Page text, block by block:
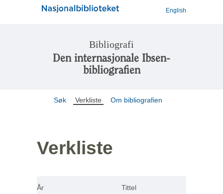
English
Bibliografi
Den internasjonale Ibsen-
bibliografien
Søk Verkliste Om bibliografien
Verkliste
År Tittel